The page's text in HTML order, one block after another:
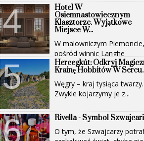
Hotel W
Osiemnastowiecznym
Klasztorze. Wyjątkowe
Miejsce W...
W malowniczym Piemoncie,
pośród winnic Langhe
(UNESCO)...
Hercegkút: Odkryj
Krainę Hobbitów W
Węgry – kraj tysiąca twarzy.
Zwykle kojarzymy je z...
Rivella - Symbol
O tym, że Szwajcarzy